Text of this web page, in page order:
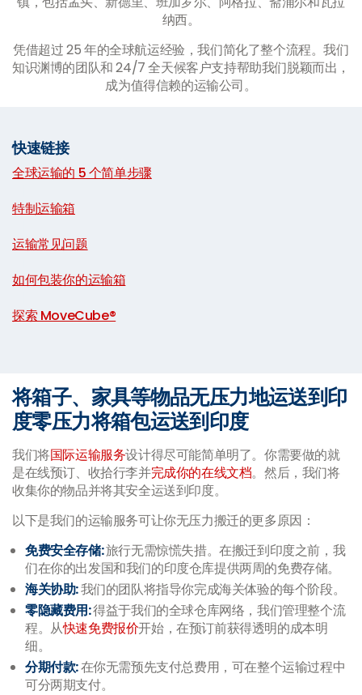
纳西。
凭借超过 25 年的全球航运经验，我们简化了整个流程。我们
知识渊博的团队和 24/7 全天候客户支持帮助我们脱颖而出，
成为值得信赖的运输公司。
快速链接
全球运输的 5 个简单步骤
特制运输箱
运输常见问题
如何包装你的运输箱
探索 MoveCube®
将箱子、家具等物品无压力地运送到印
度零压力将箱包运送到印度
我们将国际运输服务设计得尽可能简单明了。你需要做的就
是在线预订、收拾行李并完成你的在线文档。然后，我们将
收集你的物品并将其安全运送到印度。
以下是我们的运输服务可让你无压力搬迁的更多原因：
免费安全存储:旅行无需惊慌失措。在搬迁到印度之前，我
们在你的出发国和我们的印度仓库提供两周的免费存储。
海关协助:我们的团队将指导你完成海关体验的每个阶段。
零隐藏费用:得益于我们的全球仓库网络，我们管理整个流
程。从快速免费报价开始，在预订前获得透明的成本明
细。
分期付款:在你无需预先支付总费用，可在整个运输过程中
可分两期支付。